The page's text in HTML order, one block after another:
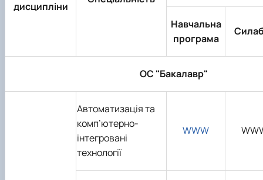
дисципліни
Навчальна
програма
ОС "Бакалавр"
Автоматизація та
комп’ютерно-
інтегровані
технології
WWW